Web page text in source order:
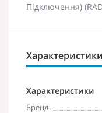
Підключення)
Характеристики
Характеристики
Бренд